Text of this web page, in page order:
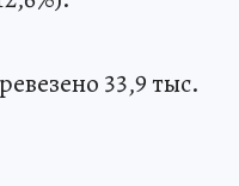
33,9 тыс.